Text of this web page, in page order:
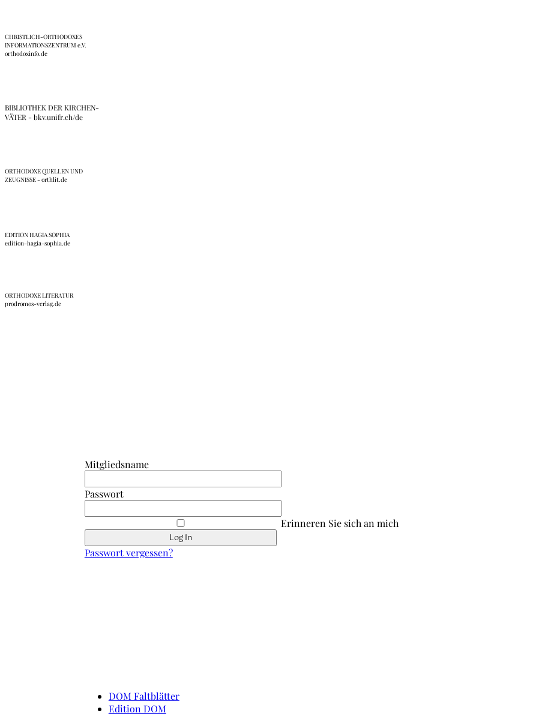
CHRISTLICH-ORTHODOXES
INFORMATIONSZENTRUM e.V.
orthodoxinfo.de
BIBLIOTHEK DER KIRCHEN-
VÄTER - bkv.unifr.ch/de
ORTHODOXE QUELLEN UND
ZEUGNISSE - orthlit.de
EDITION HAGIA SOPHIA
edition-hagia-sophia.de
ORTHODOXE LITERATUR
prodromos-verlag.de
Mitgliedsname
Passwort
Erinneren Sie sich an mich
Passwort vergessen?
DOM Faltblätter
Edition DOM